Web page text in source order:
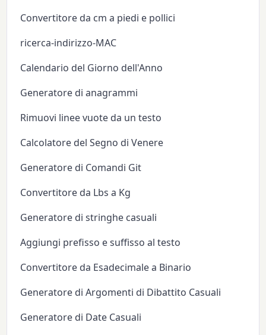
Convertitore da cm a piedi e pollici
ricerca-indirizzo-MAC
Calendario del Giorno dell'Anno
Generatore di anagrammi
Rimuovi linee vuote da un testo
Calcolatore del Segno di Venere
Generatore di Comandi Git
Convertitore da Lbs a Kg
Generatore di stringhe casuali
Aggiungi prefisso e suffisso al testo
Convertitore da Esadecimale a Binario
Generatore di Argomenti di Dibattito Casuali
Generatore di Date Casuali